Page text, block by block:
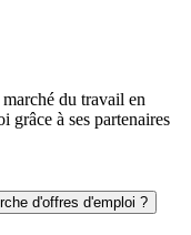
du travail en
grâce à ses partenaires
d'offres d'emploi ?